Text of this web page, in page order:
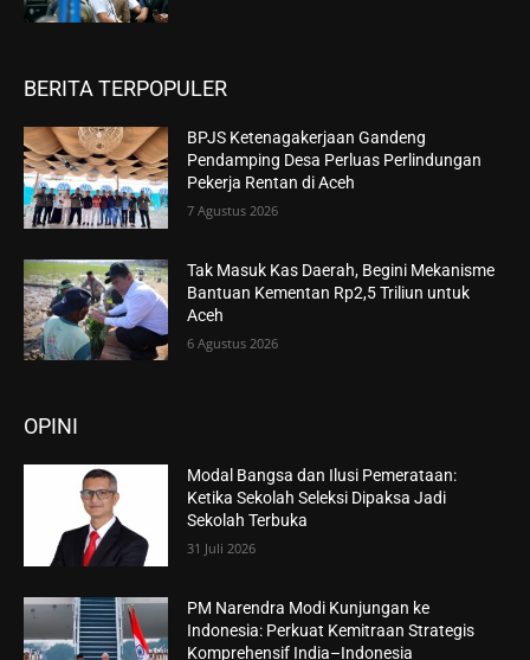
BERITA TERPOPULER
BPJS Ketenagakerjaan Gandeng
Pendamping Desa Perluas Perlindungan
Pekerja Rentan di Aceh
7 Agustus 2026
Tak Masuk Kas Daerah, Begini Mekanisme
Bantuan Kementan Rp2,5 Triliun untuk
Aceh
6 Agustus 2026
OPINI
Modal Bangsa dan Ilusi Pemerataan:
Ketika Sekolah Seleksi Dipaksa Jadi
Sekolah Terbuka
31 Juli 2026
PM Narendra Modi Kunjungan ke
Indonesia: Perkuat Kemitraan Strategis
Komprehensif India–Indonesia